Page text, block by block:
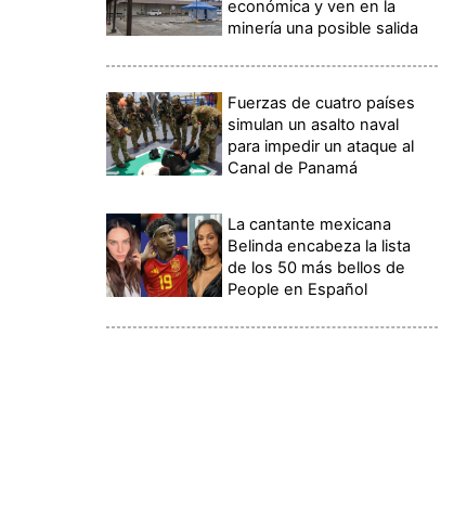
económica y ven en la
minería una posible salida
Fuerzas de cuatro países
simulan un asalto naval
para impedir un ataque al
Canal de Panamá
La cantante mexicana
Belinda encabeza la lista
de los 50 más bellos de
People en Español